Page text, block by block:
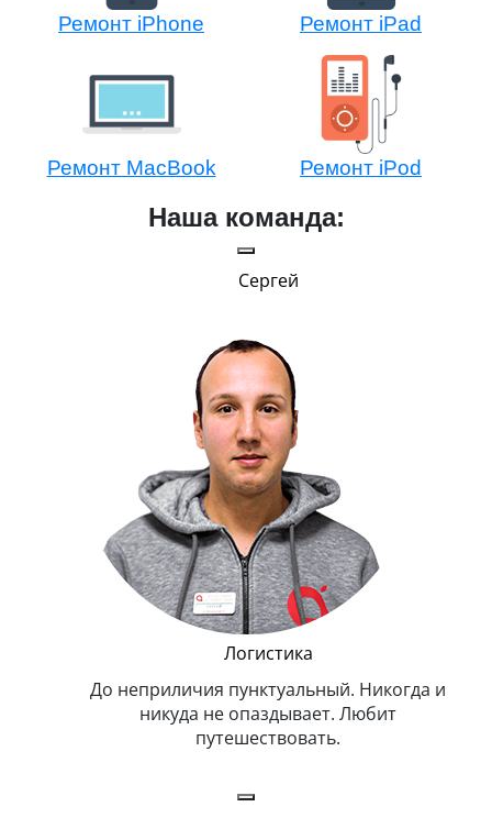
Ремонт iPhone Ремонт iPad
Ремонт MacBook Ремонт iPod
Наша команда:
Сергей
Логистика
До неприличия пунктуальный. Никогда и
никуда не опаздывает. Любит
путешествовать.